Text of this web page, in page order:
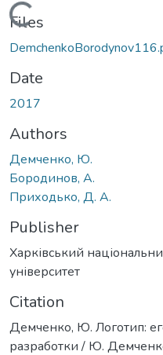
Loading...
Files
Date
2017
Authors
Демченко, Ю.
Бородинов, А.
Приходько, Д. А.
Publisher
Харківський
університет
Citation
Демченко, Ю. Логотип:
разработки / Ю.